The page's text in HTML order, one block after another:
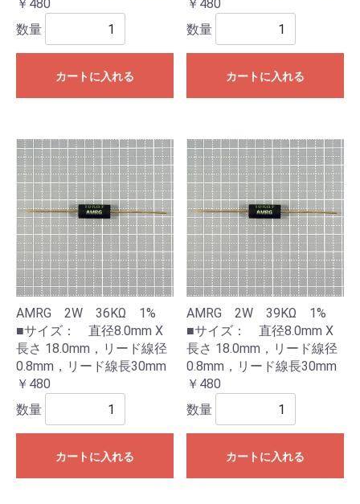
￥480
数量
カートに入れる
￥480
数量
カートに入れる
AMRG 2W 36KΩ 1%
■サイズ： 直径8.0mm X
長さ 18.0mm，リード線径
0.8mm，リード線長30mm
￥480
数量
カートに入れる
AMRG 2W 39KΩ 1%
■サイズ： 直径8.0mm X
長さ 18.0mm，リード線径
0.8mm，リード線長30mm
￥480
数量
カートに入れる